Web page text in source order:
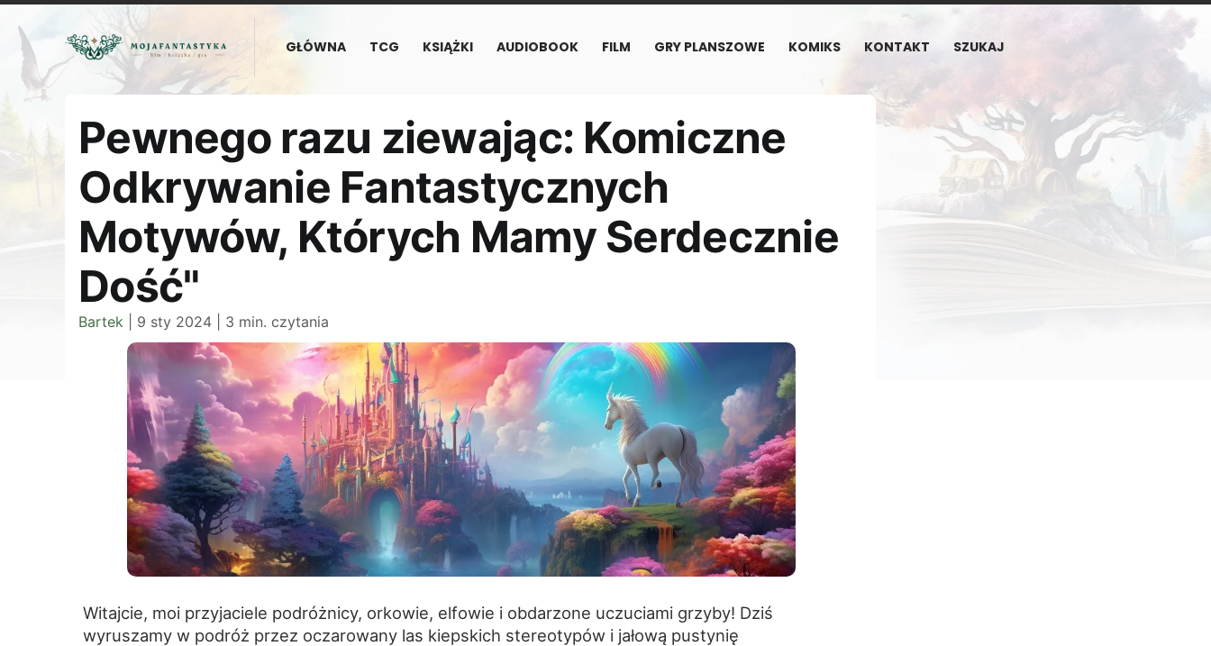
GŁÓWNA TCG KSIĄŻKI AUDIOBOOK FILM GRY PLANSZOWE KOMIKS KONTAKT SZUKAJ
Pewnego razu ziewając: Komiczne
Odkrywanie Fantastycznych
Motywów, Których Mamy Serdecznie
Dość"
Bartek 9 sty 2024 3 min. czytania
Witajcie, moi przyjaciele podróżnicy, orkowie, elfowie i obdarzone uczuciami grzyby! Dziś
wyruszamy w podróż przez oczarowany las kiepskich stereotypów i jałową pustynię